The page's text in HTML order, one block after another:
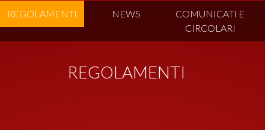
REGOLAMENTI NEWS
COMUNICATI E
CIRCOLARI
REGOLAMENTI